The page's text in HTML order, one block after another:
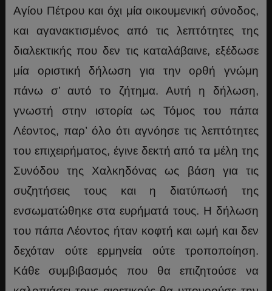
Αγίου Πέτρου και όχι μία οικουμενική σύνοδος,
και αγανακτισμένος από τις λεπτότητες της
διαλεκτικής που δεν τις καταλάβαινε, εξέδωσε
μία οριστική δήλωση για την ορθή γνώμη
πάνω σ’ αυτό το ζήτημα. Αυτή η δήλωση,
γνωστή στην ιστορία ως Τόμος του πάπα
Λέοντος, παρ’ όλο ότι αγνόησε τις λεπτότητες
του επιχειρήματος, έγινε δεκτή από τα μέλη της
Συνόδου της Χαλκηδόνας ως βάση για τις
συζητήσεις τους και η διατύπωσή της
ενσωματώθηκε στα ευρήματά τους. Η δήλωση
του πάπα Λέοντος ήταν κοφτή και ωμή και δεν
δεχόταν ούτε ερμηνεία ούτε τροποποίηση.
Κάθε συμβιβασμός που θα επιζητούσε να